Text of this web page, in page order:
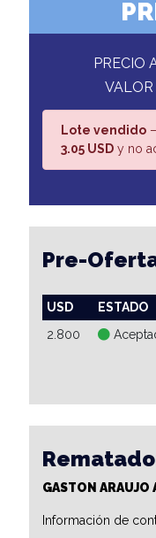
PRECIO
Lote vendido
3.05 USD y no
Pre-
USD ESTADO
2.800
GASTON ARAUJO
Información de